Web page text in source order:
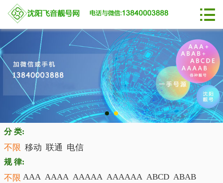
 网站首页
移动选号
联通选号
电信选号
行业动态

分 类:
不限 移动 联通 电信
规 律:
不限 AAA AAAA AAAAA AAAAAA ABCD ABAB